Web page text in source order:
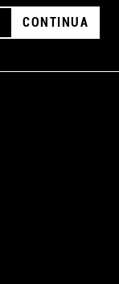
CONTINUA